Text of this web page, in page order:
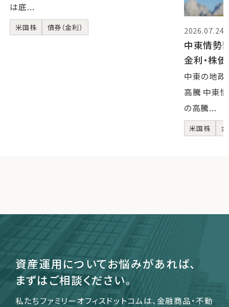
は底...
米国株 債券（金利） 2026.07.24
中東情勢
金利・株
中東の地政
高騰 中東
の高騰...
米国株 金
資産運用についてお悩みがあれば、
まずはご相談ください。
私たちファミリーオフィスドットコムは、金融商品・不動